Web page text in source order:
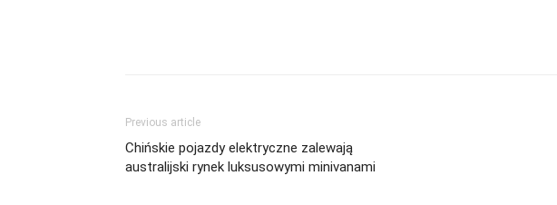
Previous article
Chińskie pojazdy elektryczne zalewają
australijski rynek luksusowymi minivanami